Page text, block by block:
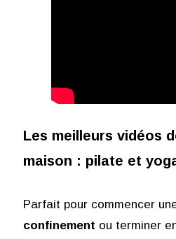
Les meilleurs vidéos
maison : pilate et
Parfait pour commencer
confinement ou terminer